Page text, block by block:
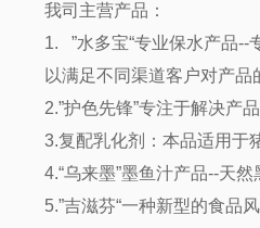
我司主营产品：
1. ”水多宝“专业保水产品--
以满足不同渠道客户对产品
2.”护色先锋”专注于解决产
3.复配乳化剂：本品适用于
4.“乌来墨”墨鱼汁产品--天
5.”吉滋芬“一种新型的食品